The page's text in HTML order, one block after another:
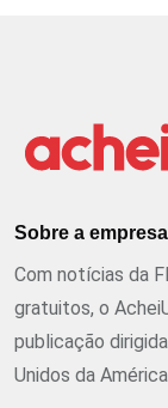
Sobre a empresa
Com notícias da
gratuitos, o
publicação
Unidos da América